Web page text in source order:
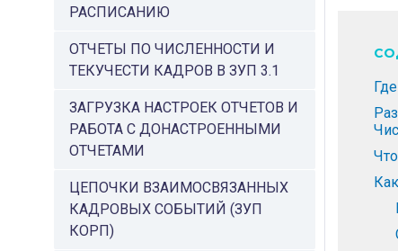
РАСПИСАНИЮ
ОТЧЕТЫ ПО ЧИСЛЕННОСТИ И
ТЕКУЧЕСТИ КАДРОВ В ЗУП 3.1
ЗАГРУЗКА НАСТРОЕК ОТЧЕТОВ И
РАБОТА С ДОНАСТРОЕННЫМИ
ОТЧЕТАМИ
ЦЕПОЧКИ ВЗАИМОСВЯЗАННЫХ
КАДРОВЫХ СОБЫТИЙ (ЗУП
КОРП)